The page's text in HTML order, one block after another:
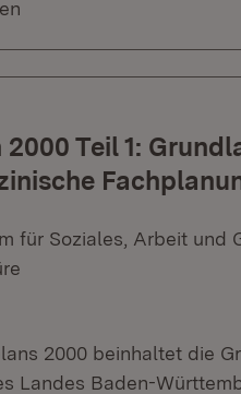
Teil 1:
für Soziales, Arbeit und
2000 beinhaltet die
Landes Baden-